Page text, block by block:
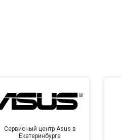
Сервисный центр Asus в
Екатеринбурге